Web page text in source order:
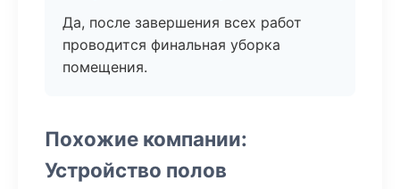
Да, после завершения всех работ
проводится финальная уборка
помещения.
Похожие компании:
Устройство полов